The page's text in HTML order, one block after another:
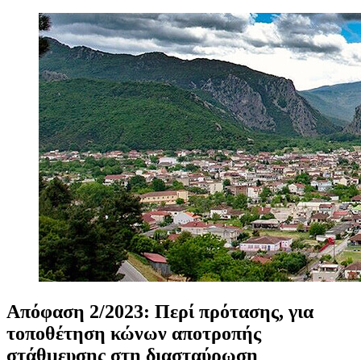
Απόφαση 2/2023: Περί πρότασης, για
τοποθέτηση κώνων αποτροπής
στάθμευσης στη διασταύρωση